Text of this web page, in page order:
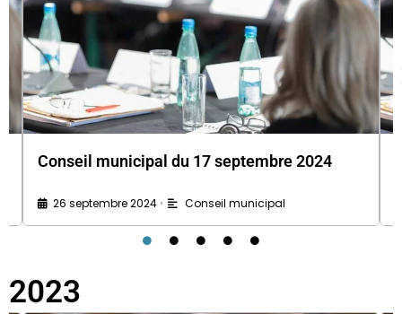
Conseil municipal du 17 septembre 2024
26 septembre 2024 • Conseil municipal
2023